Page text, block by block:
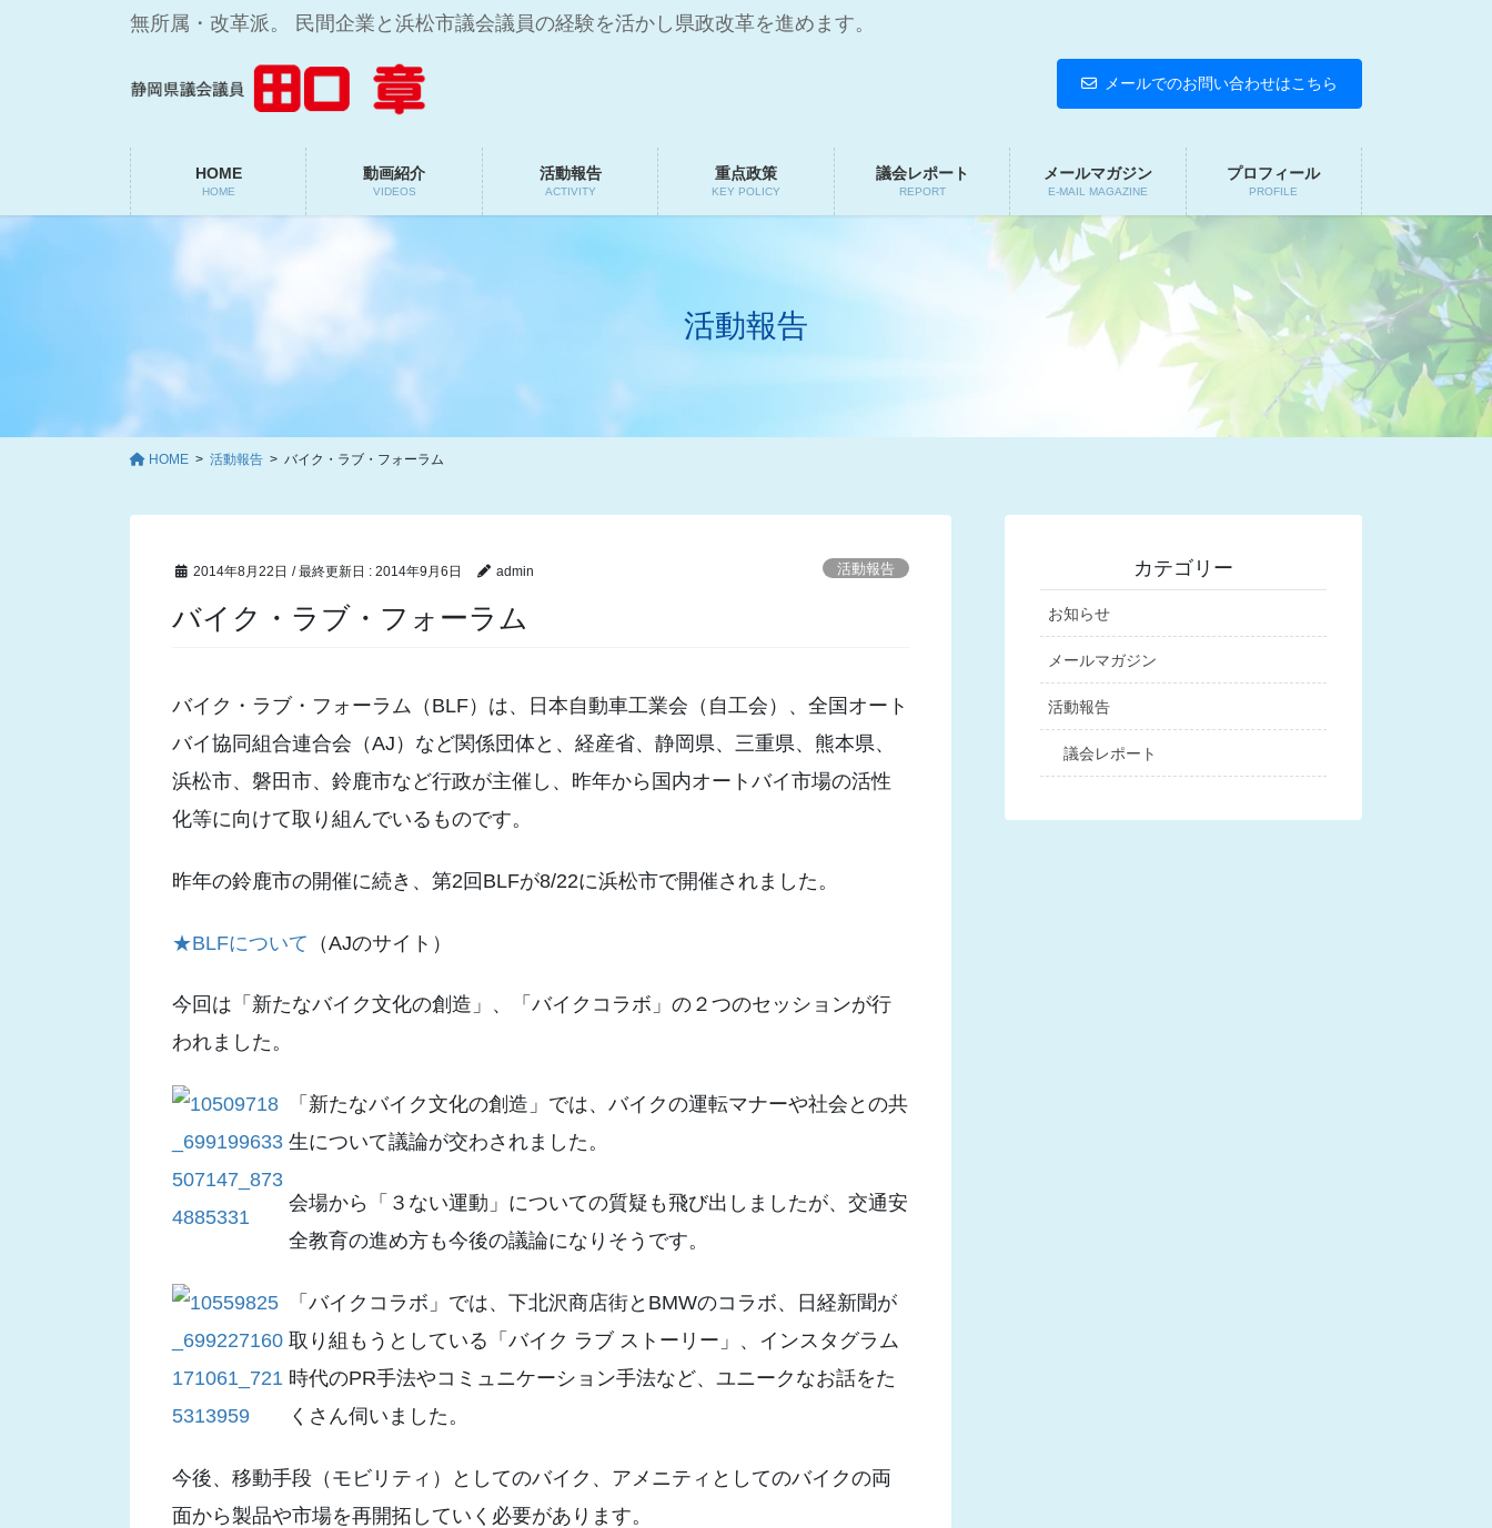
無所属・改革派。 民間企業と浜松市議会議員の経験を活かし県政改革を進めます。
メールでのお問い合わせはこちら
HOME
HOME
動画紹介
VIDEOS
活動報告
ACTIVITY
重点政策
KEY POLICY
議会レポート
REPORT
メールマガジン
E-MAIL MAGAZINE
プロフィール
PROFILE
活動報告
HOME 活動報告 バイク・ラブ・フォーラム
2014年8月22日 / 最終更新日 :2014年9月6日 admin 活動報告
バイク・ラブ・フォーラム
バイク・ラブ・フォーラム（BLF）は、日本自動車工業会（自工会）、全国オート
バイ協同組合連合会（AJ）など関係団体と、経産省、静岡県、三重県、熊本県、
浜松市、磐田市、鈴鹿市など行政が主催し、昨年から国内オートバイ市場の活性
化等に向けて取り組んでいるものです。
昨年の鈴鹿市の開催に続き、第2回BLFが8/22に浜松市で開催されました。
★BLFについて （AJのサイト）
今回は「新たなバイク文化の創造」、「バイクコラボ」の２つのセッションが行
われました。
「新たなバイク文化の創造」では、バイクの運転マナーや社会との共
生について議論が交わされました。
会場から「３ない運動」についての質疑も飛び出しましたが、交通安
全教育の進め方も今後の議論になりそうです。
「バイクコラボ」では、下北沢商店街とBMWのコラボ、日経新聞が
取り組もうとしている「バイク ラブ ストーリー」、インスタグラム
時代のPR手法やコミュニケーション手法など、ユニークなお話をた
くさん伺いました。
今後、移動手段（モビリティ）としてのバイク、アメニティとしてのバイクの両
面から製品や市場を再開拓していく必要があります。
カテゴリー
お知らせ
メールマガジン
活動報告
議会レポート